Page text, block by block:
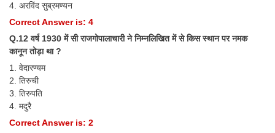
4. अरविंद सुब्रमण्यन
Correct Answer is: 4
Q.12 वर्ष 1930 में सी राजगोपालाचारी ने निम्नलिखित में से किस स्थान पर नमक
कानून तोड़ा था ?
1. वेदारण्यम
2. तिरुची
3. तिरुपति
4. मदुरै
Correct Answer is: 2